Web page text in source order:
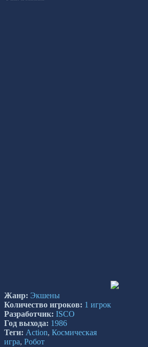
Жанр: Экшены
Количество игроков: 1 игрок
Разработчик: ISCO
Год выхода: 1986
Теги: Action, Космическая
игра, Робот